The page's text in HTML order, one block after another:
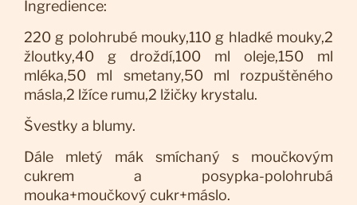
Ingredience:
220 g polohrubé mouky,110 g hladké mouky,2
žloutky,40 g droždí,100 ml oleje,150 ml
mléka,50 ml smetany,50 ml rozpuštěného
másla,2 lžíce rumu,2 lžičky krystalu.
Švestky a blumy.
Dále mletý mák smíchaný s moučkovým
cukrem a posypka-polohrubá
mouka+moučkový cukr+máslo.